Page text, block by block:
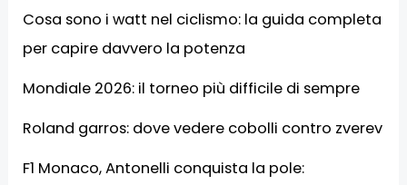
Cosa sono i watt nel ciclismo: la guida completa
per capire davvero la potenza
Mondiale 2026: il torneo più difficile di sempre
Roland garros: dove vedere cobolli contro zverev
F1 Monaco, Antonelli conquista la pole: